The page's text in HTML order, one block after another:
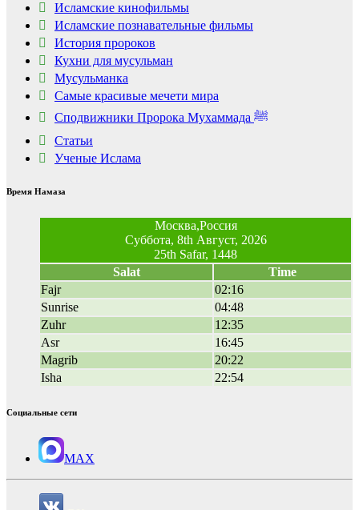
i
Ролик из Омска: вы
будете смеяться долго
Исламские кинофильмы
Исламские познавательные фильмы
История пророков
Кухни для мусульман
Мусульманка
Самые красивые мечети мира
Сподвижники Пророка Мухаммада ﷺ
Статьи
Ученые Ислама
Время Намаза
Москва,Россия
Суббота, 8th Август, 2026
25th Safar, 1448
Salat
Time
Fajr
02:16
Sunrise
04:48
Zuhr
12:35
Asr
16:45
Magrib
20:22
Isha
22:54
Социальные сети
MAX